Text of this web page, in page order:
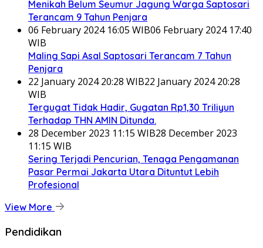
Menikah Belum Seumur Jagung Warga Saptosari
Terancam 9 Tahun Penjara
06 February 2024 16:05 WIB06 February 2024 17:40
WIB
Maling Sapi Asal Saptosari Terancam 7 Tahun
Penjara
22 January 2024 20:28 WIB22 January 2024 20:28
WIB
Tergugat Tidak Hadir, Gugatan Rp1,30 Triliyun
Terhadap THN AMIN Ditunda.
28 December 2023 11:15 WIB28 December 2023
11:15 WIB
Sering Terjadi Pencurian, Tenaga Pengamanan
Pasar Permai Jakarta Utara Dituntut Lebih
Profesional
View More
Pendidikan